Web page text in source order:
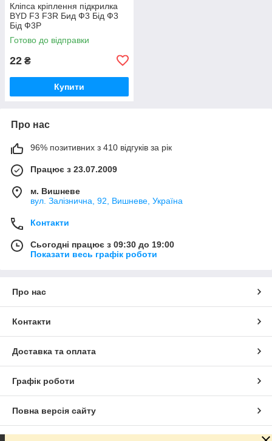
Кліпса кріплення підкрилка
BYD F3 F3R Бид Ф3 Бід Ф3
Бід Ф3Р
Готово до відправки
22 ₴
Купити
Про нас
96% позитивних з 410 відгуків за рік
Працює з 23.07.2009
м. Вишневе
вул. Залізнична, 92, Вишневе, Україна
Контакти
Сьогодні працює з 09:30 до 19:00
Показати весь графік роботи
Про нас
Контакти
Доставка та оплата
Графік роботи
Повна версія сайту